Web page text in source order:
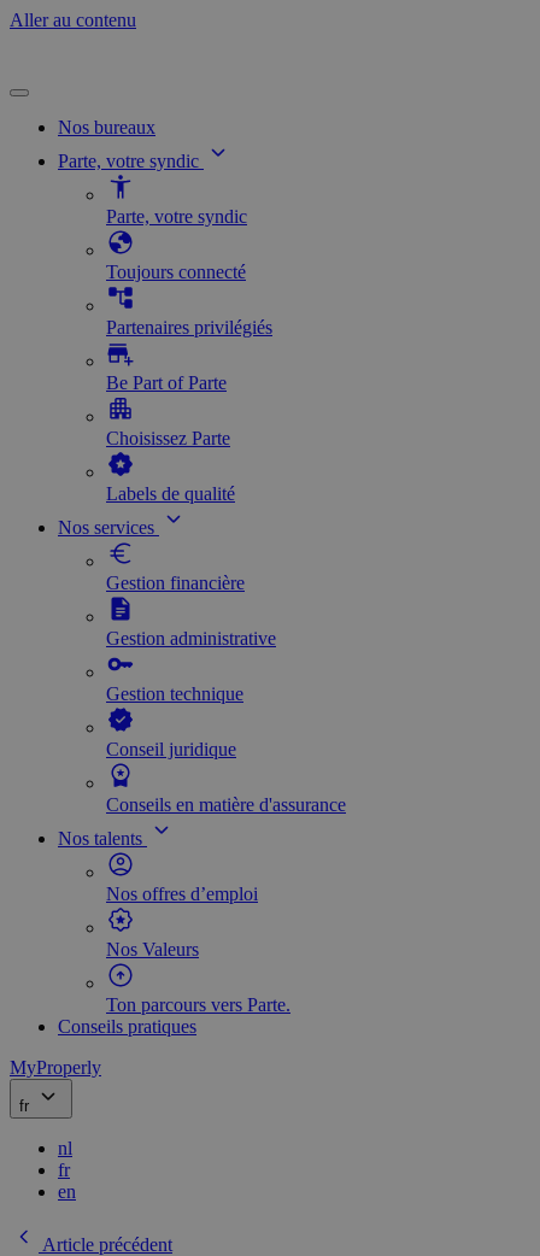
Aller au contenu
Nos bureaux
Parte, votre syndic
Parte, votre syndic
Toujours connecté
Partenaires privilégiés
Be Part of Parte
Choisissez Parte
Labels de qualité
Nos services
Gestion financière
Gestion administrative
Gestion technique
Conseil juridique
Conseils en matière d'assurance
Nos talents
Nos offres d’emploi
Nos Valeurs
Ton parcours vers Parte.
Conseils pratiques
MyProperly
fr
nl
fr
en
Article précédent